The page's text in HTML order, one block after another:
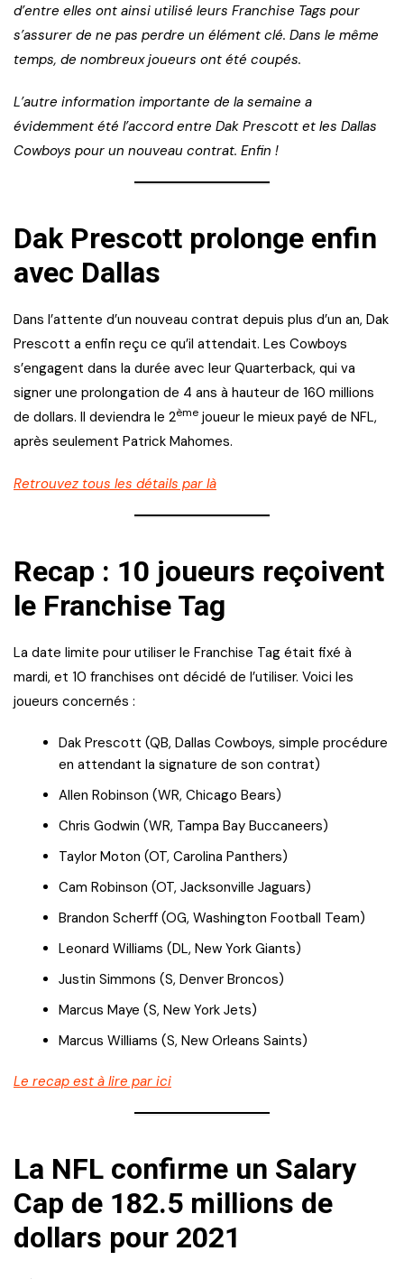
d’entre elles ont ainsi utilisé leurs Franchise Tags pour
s’assurer de ne pas perdre un élément clé. Dans le même
temps, de nombreux joueurs ont été coupés.
L’autre information importante de la semaine a
évidemment été l’accord entre Dak Prescott et les Dallas
Cowboys pour un nouveau contrat. Enfin !
Dak Prescott prolonge enfin
avec Dallas
Dans l’attente d’un nouveau contrat depuis plus d’un an, Dak
Prescott a enfin reçu ce qu’il attendait. Les Cowboys
s’engagent dans la durée avec leur Quarterback, qui va
signer une prolongation de 4 ans à hauteur de 160 millions
de dollars. Il deviendra le 2ème joueur le mieux payé de NFL,
après seulement Patrick Mahomes.
Retrouvez tous les détails par là
Recap : 10 joueurs reçoivent
le Franchise Tag
La date limite pour utiliser le Franchise Tag était fixé à
mardi, et 10 franchises ont décidé de l’utiliser. Voici les
joueurs concernés :
Dak Prescott (QB, Dallas Cowboys, simple procédure
en attendant la signature de son contrat)
Allen Robinson (WR, Chicago Bears)
Chris Godwin (WR, Tampa Bay Buccaneers)
Taylor Moton (OT, Carolina Panthers)
Cam Robinson (OT, Jacksonville Jaguars)
Brandon Scherff (OG, Washington Football Team)
Leonard Williams (DL, New York Giants)
Justin Simmons (S, Denver Broncos)
Marcus Maye (S, New York Jets)
Marcus Williams (S, New Orleans Saints)
Le recap est à lire par ici
La NFL confirme un Salary
Cap de 182.5 millions de
dollars pour 2021